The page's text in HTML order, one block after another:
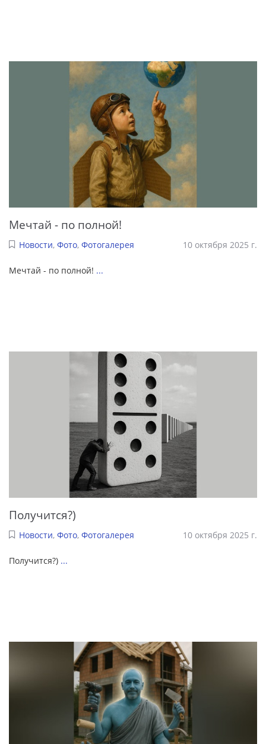
Мечтай - по полной!
Новости, Фото, Фотогалерея 10 октября 2025 г.
Мечтай - по полной! ...
Получится?)
Новости, Фото, Фотогалерея 10 октября 2025 г.
Получится?) ...